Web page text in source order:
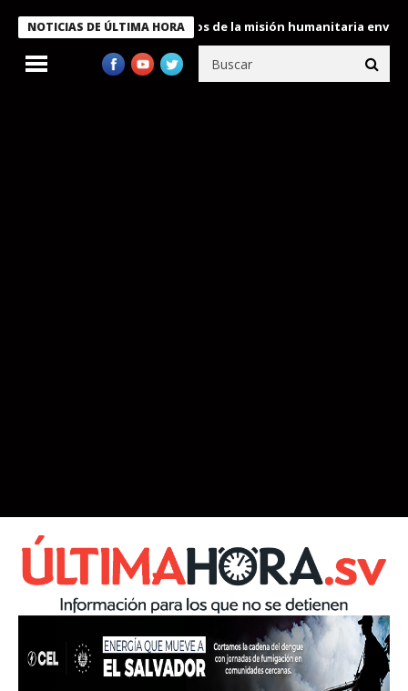
NOTICIAS DE ÚLTIMA HORA
condecora a miembros de la misión humanitaria enviada a